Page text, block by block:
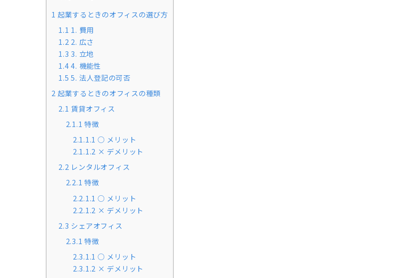
1 起業するときのオフィスの選び方
1.1 1. 費用
1.2 2. 広さ
1.3 3. 立地
1.44. 機能性
1.5 5. 法人登記の可否
2 起業するときのオフィスの種類
2.1 賃貸オフィス
2.1.1 特徴
2.1.1.1 ○ メリット
2.1.1.2 × デメリット
2.2 レンタルオフィス
2.2.1 特徴
2.2.1.1 ○ メリット
2.2.1.2 × デメリット
2.3 シェアオフィス
2.3.1 特徴
2.3.1.1 ○ メリット
2.3.1.2 × デメリット